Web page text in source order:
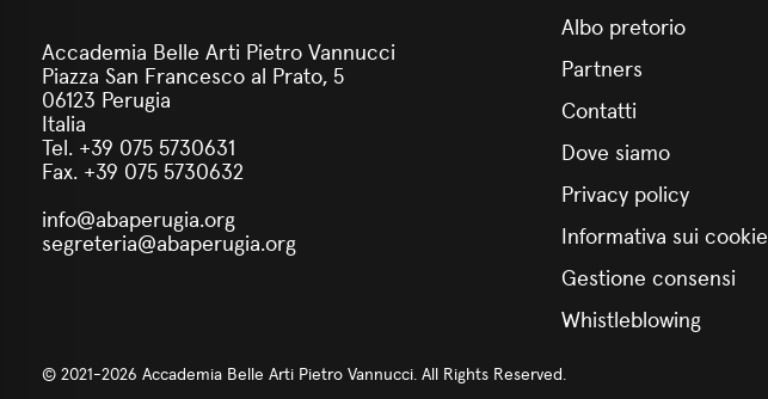
Accademia Belle Arti Pietro Vannucci
Piazza San Francesco al Prato, 5
06123 Perugia
Italia
Tel. +39 075 5730631
Fax. +39 075 5730632
info@abaperugia.org
segreteria@abaperugia.org
Albo pretorio
Partners
Contatti
Dove siamo
Privacy policy
Informativa sui cookie
Gestione consensi
Whistleblowing
© 2021-2026 Accademia Belle Arti Pietro Vannucci. All Rights Reserved.